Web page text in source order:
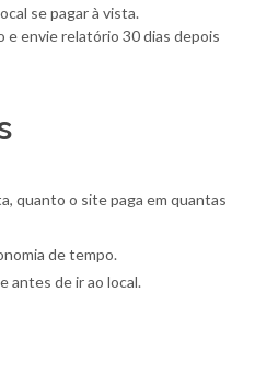
se pagar à vista.
envie relatório 30 dias depois
quanto o site paga em quantas
de tempo.
antes de ir ao local.